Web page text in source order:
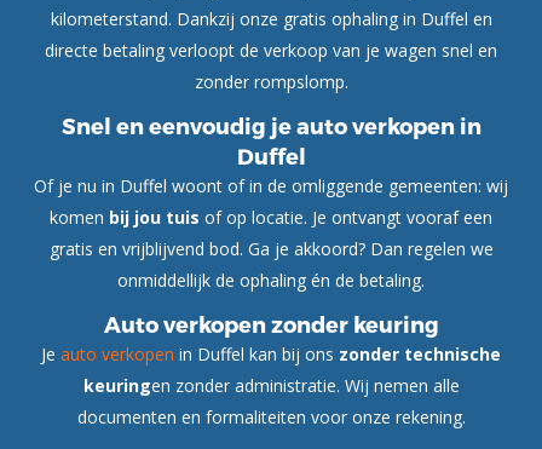
kilometerstand. Dankzij onze gratis ophaling in Duffel en
directe betaling verloopt de verkoop van je wagen snel en
zonder rompslomp.
Snel en eenvoudig je auto verkopen in
Duffel
Of je nu in Duffel woont of in de omliggende gemeenten: wij
komen bij jou tuis of op locatie. Je ontvangt vooraf een
gratis en vrijblijvend bod. Ga je akkoord? Dan regelen we
onmiddellijk de ophaling én de betaling.
Auto verkopen zonder keuring
Je auto verkopen in Duffel kan bij ons zonder technische
keuringen zonder administratie. Wij nemen alle
documenten en formaliteiten voor onze rekening.